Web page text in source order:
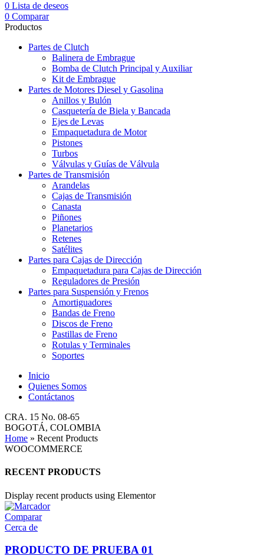
0 Lista de deseos
0 Comparar
Productos
Partes de Clutch
Balinera de Embrague
Bomba de Clutch Principal y Auxiliar
Kit de Embrague
Partes de Motores Diesel y Gasolina
Anillos y Bulón
Casquetería de Biela y Bancada
Ejes de Levas
Empaquetadura de Motor
Pistones
Turbos
Válvulas y Guías de Válvula
Partes de Transmisión
Arandelas
Cajas de Transmisión
Canasta
Piñones
Planetarios
Retenes
Satélites
Partes para Cajas de Dirección
Empaquetadura para Cajas de Dirección
Reguladores de Presión
Partes para Suspensión y Frenos
Amortiguadores
Bandas de Freno
Discos de Freno
Pastillas de Freno
Rotulas y Terminales
Soportes
Inicio
Quienes Somos
Contáctanos
CRA. 15 No. 08-65
BOGOTÁ, COLOMBIA
Home » Recent Products
WOOCOMMERCE
RECENT PRODUCTS
Display recent products using Elementor
Comparar
Cerca de
PRODUCTO DE PRUEBA 01